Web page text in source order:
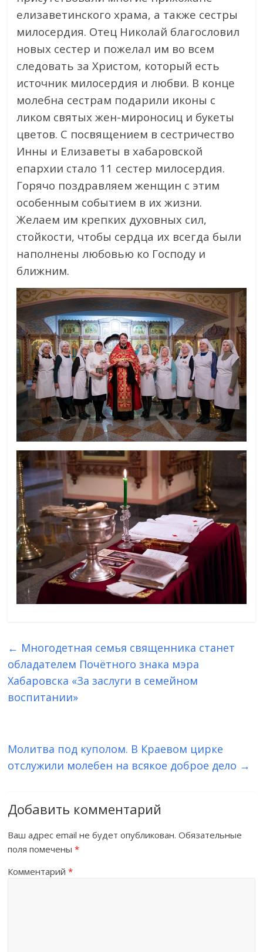
елизаветинского храма, а также сестры
милосердия. Отец Николай благословил
новых сестер и пожелал им во всем
следовать за Христом, который есть
источник милосердия и любви. В конце
молебна сестрам подарили иконы с
ликом святых жен-мироносиц и букеты
цветов. С посвящением в сестричество
Инны и Елизаветы в хабаровской
епархии стало 11 сестер милосердия.
Горячо поздравляем женщин с этим
особенным событием в их жизни.
Желаем им крепких духовных сил,
стойкости, чтобы сердца их всегда были
наполнены любовью ко Господу и
ближним.
← Многодетная семья священника станет
обладателем Почётного знака мэра
Хабаровска «За заслуги в семейном
воспитании»
Молитва под куполом. В Краевом цирке
отслужили молебен на всякое доброе дело →
Добавить комментарий
Ваш адрес email не будет опубликован. Обязательные
поля помечены*
Комментарий*